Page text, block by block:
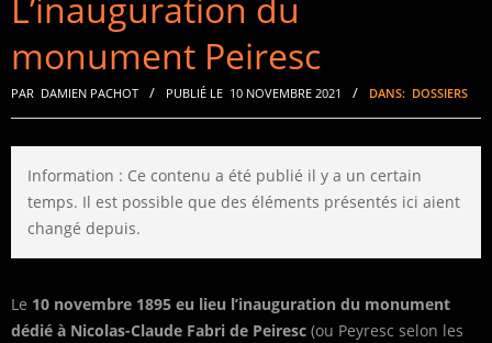
monument Peiresc
PAR DAMIEN PACHOT PUBLIÉ LE 10 NOVEMBRE 2021 DANS: DOSSIERS
Information : Ce contenu a été publié il y a un certain
temps. Il est possible que des éléments présentés ici aient
changé depuis.
Le 10 novembre 1895 eu lieu l’inauguration du monument
dédié à Nicolas-Claude Fabri de Peiresc (ou Peyresc selon les